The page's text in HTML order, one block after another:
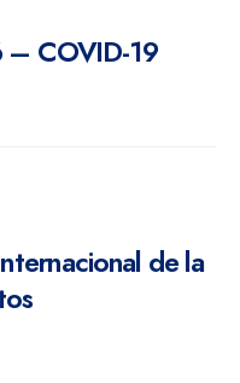
– COVID-19
de la